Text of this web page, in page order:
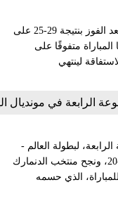
نجح فريق سلوفينيا في الشوط الثاني في حسم المركز الثاني في المجموعة الثامنة بعد الفوز بنتيجة 29-25 على
متفوقًا على
نجحت في آخر 10 دقائق في الاستفاقة لينتهي
لبطولة العالم -
مصر 2021، التي جمعت بينهما على الصالة الرئيسية لاستاد القاهرة الدولي، بنتيجة 34-20، ونجح منتخب الدنمارك
الشوط الأول للمباراة، الذي حسمه